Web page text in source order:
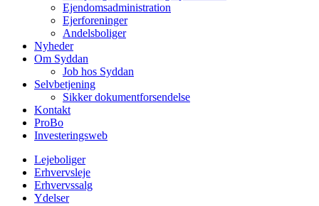
Ejendomsadministration
Ejerforeninger
Andelsboliger
Nyheder
Om Syddan
Job hos Syddan
Selvbetjening
Sikker dokumentforsendelse
Kontakt
ProBo
Investeringsweb
Lejeboliger
Erhvervsleje
Erhvervssalg
Ydelser